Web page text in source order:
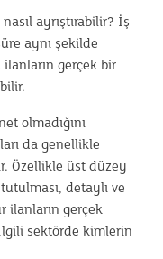
ayrıştırabilir? İş
aynı şekilde
gerçek bir
olmadığını
da genellikle
Özellikle üst düzey
detaylı ve
ilanların gerçek
sektörde kimlerin